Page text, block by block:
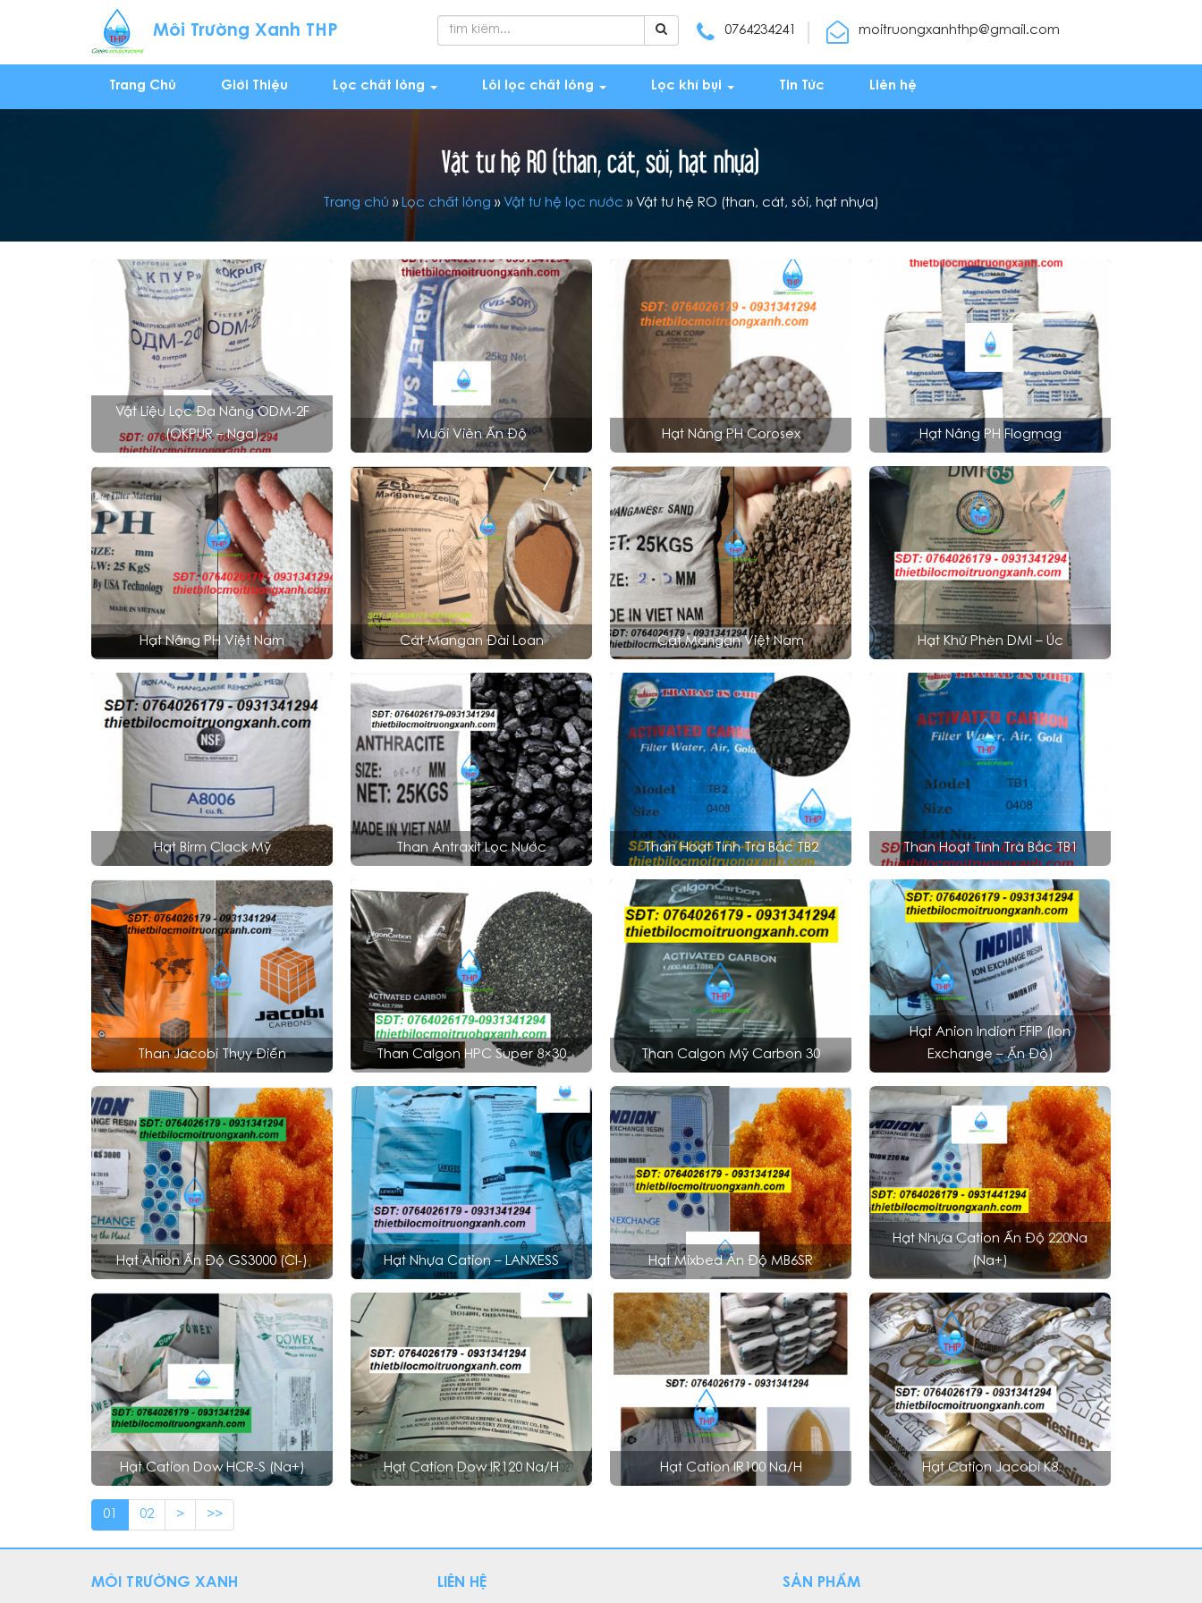
Môi Trường Xanh THP 0764234241 moitruongxanhthp@gmail.com
Trang Chủ Giới Thiệu Lọc chất lỏng Lõi lọc chất lỏng Lọc khí bụi Tin Tức Liên hệ
Vật tư hệ RO (than, cát, sỏi, hạt nhựa)
Trang chủ » Lọc chất lỏng » Vật tư hệ lọc nước » Vật tư hệ RO (than, cát, sỏi, hạt nhựa)
Vật Liệu Lọc Đa Năng ODM-2F
(OKPUR – Nga)
Muối Viên Ấn Độ Hạt Nâng PH Corosex Hạt Nâng PH Flogmag
Hạt Nâng PH Việt Nam Cát Mangan Đài Loan Cát Mangan Việt Nam Hạt Khử Phèn DMI – Úc
Hạt Birm Clack Mỹ Than Antraxit Lọc Nước Than Hoạt Tính Trà Bắc TB2 Than Hoạt Tính Trà Bắc TB1
Than Jacobi Thụy Điển Than Calgon HPC Super 8×30 Than Calgon Mỹ Carbon 30
Hạt Anion Indion FFIP (Ion
Exchange – Ấn Độ)
Hạt Anion Ấn Độ GS3000 (Cl-) Hạt Nhựa Cation – LANXESS Hạt Mixbed Ấn Độ MB6SR
Hạt Nhựa Cation Ấn Độ 220Na
(Na+)
Hạt Cation Dow HCR-S (Na+) Hạt Cation Dow IR120 Na/H Hạt Cation IR100 Na/H Hạt Cation Jacobi K8
01 02 > >>
MÔI TRƯỜNG XANH LIÊN HỆ SẢN PHẨM